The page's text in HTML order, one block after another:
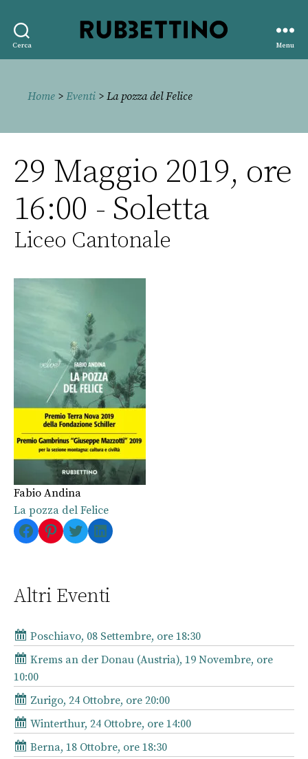
Cerca
editore
Menu
Home > Eventi > La pozza del Felice
29 Maggio 2019, ore
16:00 - Soletta
Liceo Cantonale
Fabio Andina
La pozza del Felice
Facebook
Pinterest
TwitterLinkedIn
Altri Eventi
Poschiavo, 08 Settembre, ore 18:30
Krems an der Donau (Austria), 19 Novembre, ore
10:00
Zurigo, 24 Ottobre, ore 20:00
Winterthur, 24 Ottobre, ore 14:00
Berna, 18 Ottobre, ore 18:30